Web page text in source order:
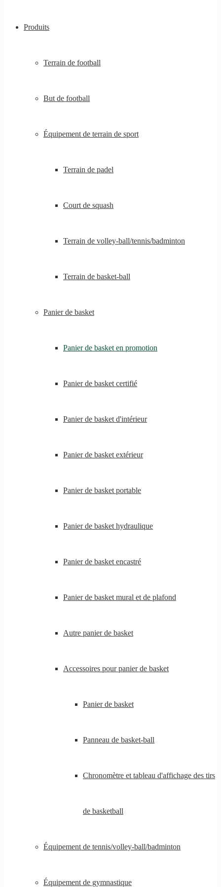
Produits
Terrain de football
But de football
Équipement de terrain de sport
Terrain de padel
Court de squash
Terrain de volley-ball/tennis/badminton
Terrain de basket-ball
Panier de basket
Panier de basket en promotion
Panier de basket certifié
Panier de basket d'intérieur
Panier de basket extérieur
Panier de basket portable
Panier de basket hydraulique
Panier de basket encastré
Panier de basket mural et de plafond
Autre panier de basket
Accessoires pour panier de basket
Panier de basket
Panneau de basket-ball
Chronomètre et tableau d'affichage des tirs
de basketball
Équipement de tennis/volley-ball/badminton
Équipement de gymnastique